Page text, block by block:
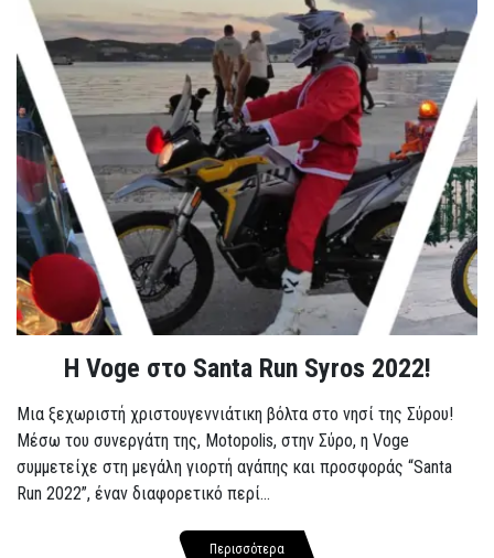
Η Voge στο Santa Run Syros 2022!
Μια ξεχωριστή χριστουγεννιάτικη βόλτα στο νησί της Σύρου!
Μέσω του συνεργάτη της, Motopolis, στην Σύρο, η Voge
συμμετείχε στη μεγάλη γιορτή αγάπης και προσφοράς “Santa
Run 2022”, έναν διαφορετικό περί...
Περισσότερα